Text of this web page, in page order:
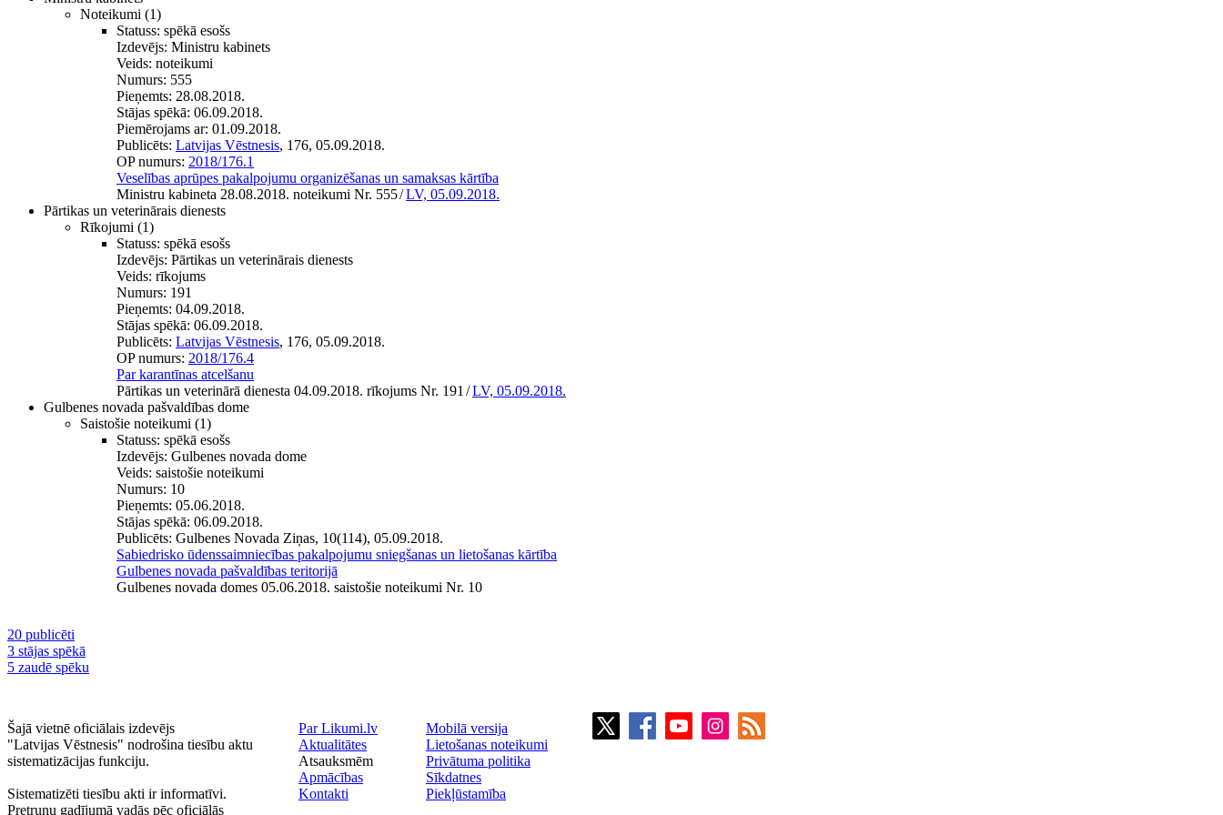
Noteikumi (1)
Statuss: spēkā esošs
Izdevējs: Ministru kabinets
Veids: noteikumi
Numurs: 555
Pieņemts: 28.08.2018.
Stājas spēkā: 06.09.2018.
Piemērojams ar: 01.09.2018.
Publicēts: Latvijas Vēstnesis, 176, 05.09.2018.
OP numurs: 2018/176.1
Veselības aprūpes pakalpojumu organizēšanas un samaksas kārtība
Ministru kabineta 28.08.2018. noteikumi Nr. 555/LV, 05.09.2018.
Pārtikas un veterinārais dienests
Rīkojumi (1)
Statuss: spēkā esošs
Izdevējs: Pārtikas un veterinārais dienests
Veids: rīkojums
Numurs: 191
Pieņemts: 04.09.2018.
Stājas spēkā: 06.09.2018.
Publicēts: Latvijas Vēstnesis, 176, 05.09.2018.
OP numurs: 2018/176.4
Par karantīnas atcelšanu
Pārtikas un veterinārā dienesta 04.09.2018. rīkojums Nr. 191 /LV, 05.09.2018.
Gulbenes novada pašvaldības dome
Saistošie noteikumi (1)
Statuss: spēkā esošs
Izdevējs: Gulbenes novada dome
Veids: saistošie noteikumi
Numurs: 10
Pieņemts: 05.06.2018.
Stājas spēkā: 06.09.2018.
Publicēts: Gulbenes Novada Ziņas, 10(114), 05.09.2018.
Sabiedrisko ūdenssaimniecības pakalpojumu sniegšanas un lietošanas kārtība
Gulbenes novada pašvaldības teritorijā
Gulbenes novada domes 05.06.2018. saistošie noteikumi Nr. 10
20 publicēti
3 stājas spēkā
5 zaudē spēku
Šajā vietnē oficiālais izdevējs
"Latvijas Vēstnesis" nodrošina tiesību aktu
sistematizācijas funkciju.
Sistematizēti tiesību akti ir informatīvi.
Pretrunu gadījumā vadās pēc oficiālās
Par Likumi.lv
Aktualitātes
Atsauksmēm
Apmācības
Kontakti
Mobilā versija
Lietošanas noteikumi
Privātuma politika
Sīkdatnes
Piekļūstamība